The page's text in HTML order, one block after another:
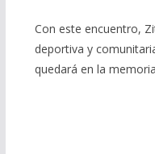
Con este encuentro,
deportiva y
quedará en la